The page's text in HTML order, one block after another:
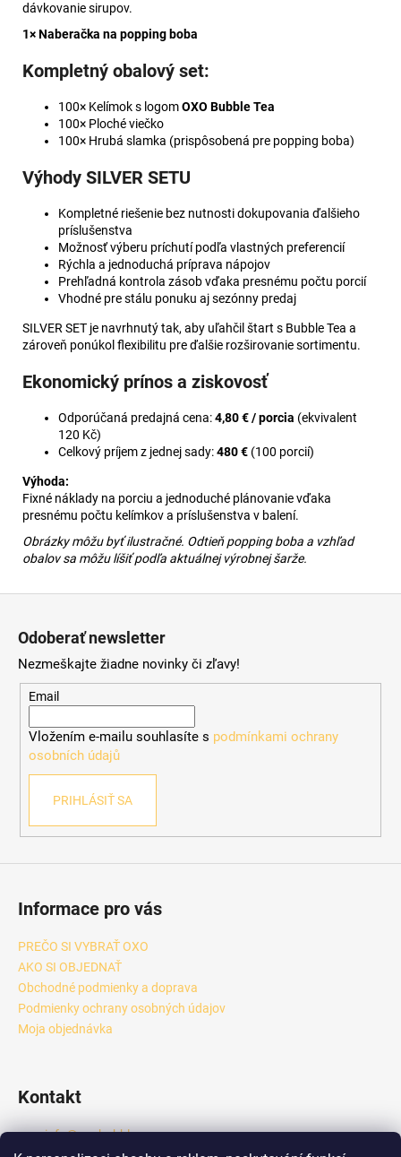
dávkovanie sirupov.
1× Naberačka na popping boba
Kompletný obalový set:
100× Kelímok s logomOXO Bubble Tea
100× Ploché viečko
100× Hrubá slamka (prispôsobená pre popping boba)
Výhody SILVER SETU
Kompletné riešenie bez nutnosti dokupovania ďalšieho
príslušenstva
Možnosť výberu príchutí podľa vlastných preferencií
Rýchla a jednoduchá príprava nápojov
Prehľadná kontrola zásob vďaka presnému počtu porcií
Vhodné pre stálu ponuku aj sezónny predaj
SILVER SET je navrhnutý tak, aby uľahčil štart s Bubble Tea a
zároveň ponúkol flexibilitu pre ďalšie rozširovanie sortimentu.
Ekonomický prínos a ziskovosť
Odporúčaná predajná cena:4,80 € / porcia (ekvivalent
120 Kč)
Celkový príjem z jednej sady:480 € (100 porcií)
Výhoda:
Fixné náklady na porciu a jednoduché plánovanie vďaka
presnému počtu kelímkov a príslušenstva v balení.
Obrázky môžu byť ilustračné. Odtieň popping boba a vzhľad
obalov sa môžu líšiť podľa aktuálnej výrobnej šarže.
Odoberať newsletter
Nezmeškajte žiadne novinky či zľavy!
Email
Vložením e-mailu souhlasíte s podmínkami ochrany
osobních údajů
PRIHLÁSIŤ SA
Informace pro vás
PREČO SI VYBRAŤ OXO
AKO SI OBJEDNAŤ
Obchodné podmienky a doprava
Podmienky ochrany osobných údajov
Moja objednávka
Kontakt
info@oxobubble.cz